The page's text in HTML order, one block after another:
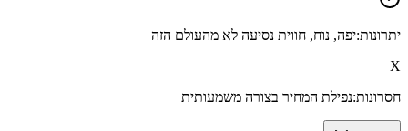
יתרונות:יפה, נוח, חווית נסיעה לא מהעולם הזה
X
חסרונות:נפילת המחיר בצורה משמעותית